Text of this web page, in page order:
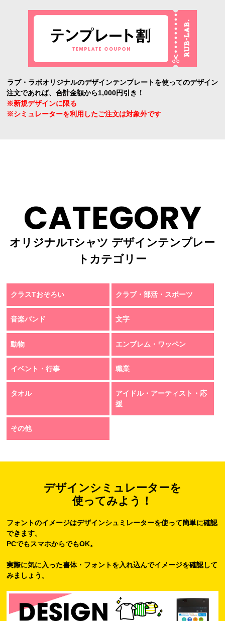
ラブ・ラボオリジナルのデザインテンプレートを使ってのデザイン
注文であれば、合計金額から1,000円引き！
※新規デザインに限る
※シミュレーターを利用したご注文は対象外です
CATEGORY
オリジナルTシャツ デザインテンプレー
トカテゴリー
クラスTおそろい クラブ・部活・スポーツ
音楽バンド 文字
動物 エンブレム・ワッペン
イベント・行事 職業
タオル
アイドル・アーティスト・応
援
その他
デザインシミュレーターを
使ってみよう！
フォントのイメージはデザインシュミレーターを使って簡単に確認
できます。
PCでもスマホからでもOK。
実際に気に入った書体・フォントを入れ込んでイメージを確認して
みましょう。